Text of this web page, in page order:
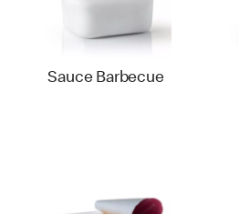
Sauce Barbecue